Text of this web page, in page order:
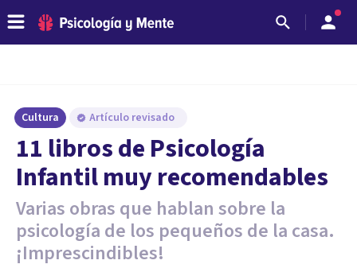
Cultura Artículo revisado
11 libros de Psicología
Infantil muy recomendables
Varias obras que hablan sobre la
psicología de los pequeños de la casa.
¡Imprescindibles!